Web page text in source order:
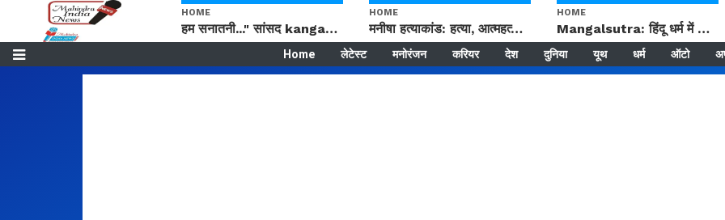
HOME
हम सनातनी..." सांसद kangana Ranaut से क्या बोली लड़की? Viral Jantar-Mantar | CJP protest
HOME
मनीषा हत्याकांड: हत्या, आत्महत्या या कोई बड़ा राज? | Full Story | Josh Haryana
HOME
Mangalsutra: हिंदू धर्म में शादी के बाद मंगलसूत्र क्यों पहनती है महिलाएं, किसने शुरु की ये परंपरा
Home लेटेस्ट मनोरंजन करियर देश दुनिया यूथ धर्म ऑटो